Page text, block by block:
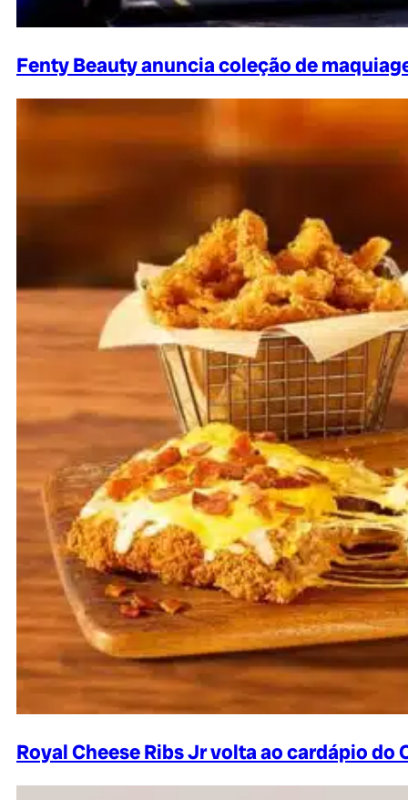
Fenty Beauty anuncia coleção de
Royal Cheese Ribs Jr volta ao cardápio